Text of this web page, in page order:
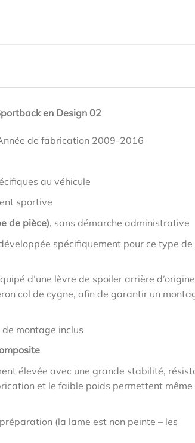
en Design 02
de fabrication 2009-2016
au véhicule
sportive
de pièce), sans démarche administrative
spécifiquement pour ce type de
d’une lèvre de spoiler arrière
col de cygne, afin de garantir un
montage inclus
élevée avec une grande stabilité,
et le faible poids permettent même
(la lame est non peinte – les